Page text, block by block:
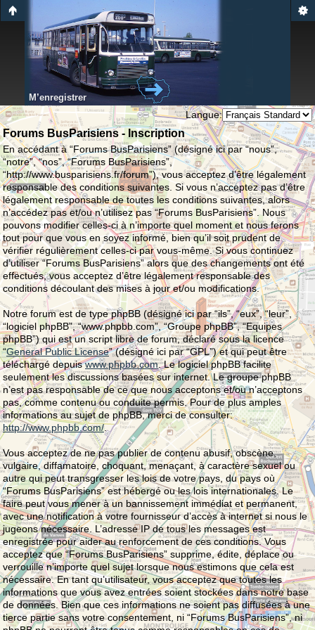
M’enregistrer
Langue:
Forums BusParisiens - Inscription
En accédant à “Forums BusParisiens” (désigné ici par “nous”,
“notre”, “nos”, “Forums BusParisiens”,
“http://www.busparisiens.fr/forum”), vous acceptez d’être légalement
responsable des conditions suivantes. Si vous n’acceptez pas d’être
légalement responsable de toutes les conditions suivantes, alors
n’accédez pas et/ou n’utilisez pas “Forums BusParisiens”. Nous
pouvons modifier celles-ci à n’importe quel moment et nous ferons
tout pour que vous en soyez informé, bien qu’il soit prudent de
vérifier régulièrement celles-ci par vous-même. Si vous continuez
d’utiliser “Forums BusParisiens” alors que des changements ont été
effectués, vous acceptez d’être légalement responsable des
conditions découlant des mises à jour et/ou modifications.
Notre forum est de type phpBB (désigné ici par “ils”, “eux”, “leur”,
“logiciel phpBB”, “www.phpbb.com”, “Groupe phpBB”, “Equipes
phpBB”) qui est un script libre de forum, déclaré sous la licence
“General Public License” (désigné ici par “GPL”) et qui peut être
téléchargé depuiswww.phpbb.com. Le logiciel phpBB facilite
seulement les discussions basées sur internet. Le groupe phpBB
n’est pas responsable de ce que nous acceptons et/ou n’acceptons
pas, comme contenu ou conduite permis. Pour de plus amples
informations au sujet de phpBB, merci de consulter:
http://www.phpbb.com/.
Vous acceptez de ne pas publier de contenu abusif, obscène,
vulgaire, diffamatoire, choquant, menaçant, à caractère sexuel ou
autre qui peut transgresser les lois de votre pays, du pays où
“Forums BusParisiens” est hébergé ou les lois internationales. Le
faire peut vous mener à un bannissement immédiat et permanent,
avec une notification à votre fournisseur d’accès à internet si nous le
jugeons nécessaire. L’adresse IP de tous les messages est
enregistrée pour aider au renforcement de ces conditions. Vous
acceptez que “Forums BusParisiens” supprime, édite, déplace ou
verrouille n’importe quel sujet lorsque nous estimons que cela est
nécessaire. En tant qu’utilisateur, vous acceptez que toutes les
informations que vous avez entrées soient stockées dans notre base
de données. Bien que ces informations ne soient pas diffusées à une
tierce partie sans votre consentement, ni “Forums BusParisiens”, ni